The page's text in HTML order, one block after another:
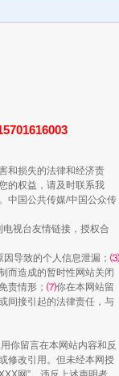
和损失的法律和经济责
的权益，请及时联系我
中国公共传媒/中国公众传
视台友情链接，授权合
导致的个人信息泄漏； ⑶
而造成的暂时性网站关闭
责情形； ⑺你在本网站留
间接引起的法律责任，与
你留言在本网站内容和反
修改引用。但未经本网授